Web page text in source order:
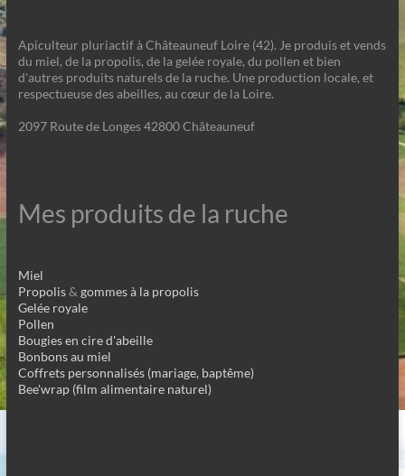
Apiculteur pluriactif à Châteauneuf Loire (42). Je produis et vends
du miel, de la propolis, de la gelée royale, du pollen et bien
d'autres produits naturels de la ruche. Une production locale, et
respectueuse des abeilles, au cœur de la Loire.
2097 Route de Longes 42800 Châteauneuf
Mes produits de la ruche
Miel
Propolis& gommes à la propolis
Gelée royale
Pollen
Bougies en cire d'abeille
Bonbons au miel
Coffrets personnalisés (mariage, baptême)
Bee'wrap (film alimentaire naturel)